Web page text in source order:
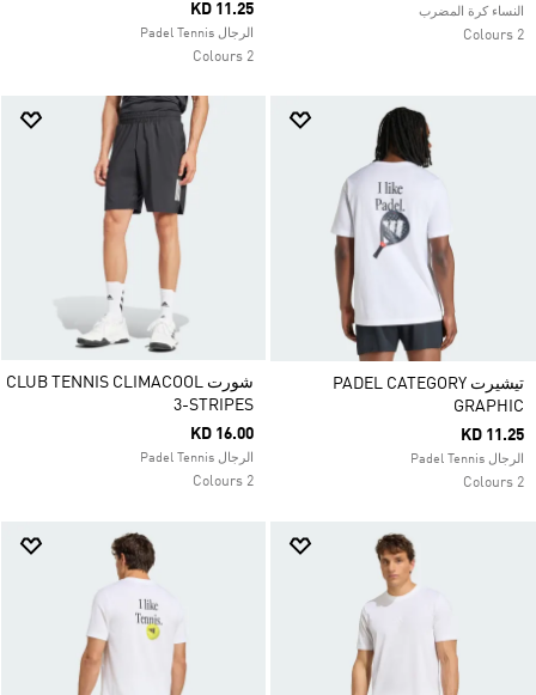
النساء كرة المضرب
2 Colours
KD 11.25
الرجال Padel Tennis
2 Colours
تيشيرت PADEL CATEGORY
GRAPHIC
KD 11.25
الرجال Padel Tennis
2 Colours
شورت CLUB TENNIS CLIMACOOL
3-STRIPES
KD 16.00
الرجال Padel Tennis
2 Colours